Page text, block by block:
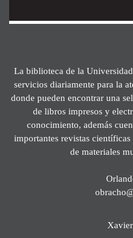
La biblioteca de la
servicios diariamente para la
donde pueden encontrar una
de libros impresos y
conocimiento, además
importantes revistas
de materiales